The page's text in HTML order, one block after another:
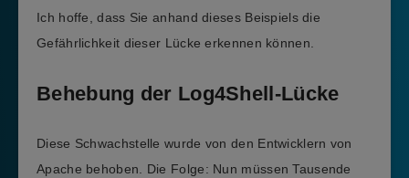
Ich hoffe, dass Sie anhand dieses Beispiels die
Gefährlichkeit dieser Lücke erkennen können.
Behebung der Log4Shell-Lücke
Diese Schwachstelle wurde von den Entwicklern von
Apache behoben. Die Folge: Nun müssen Tausende